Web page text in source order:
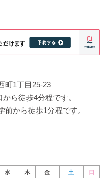
町1丁目25-23
ら徒歩4分程です。
から徒歩1分程です。
水 木 金 土 日